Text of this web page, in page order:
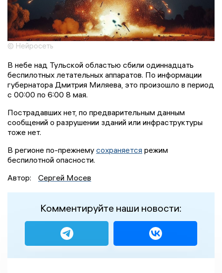
© Нейросеть
В небе над Тульской областью сбили одиннадцать
беспилотных летательных аппаратов. По информации
губернатора Дмитрия Миляева, это произошло в период
с 00:00 по 6:00 8 мая.
Пострадавших нет, по предварительным данным
сообщений о разрушении зданий или инфраструктуры
тоже нет.
В регионе по-прежнему сохраняется режим
беспилотной опасности.
Автор:
Сергей Мосев
Комментируйте наши новости: